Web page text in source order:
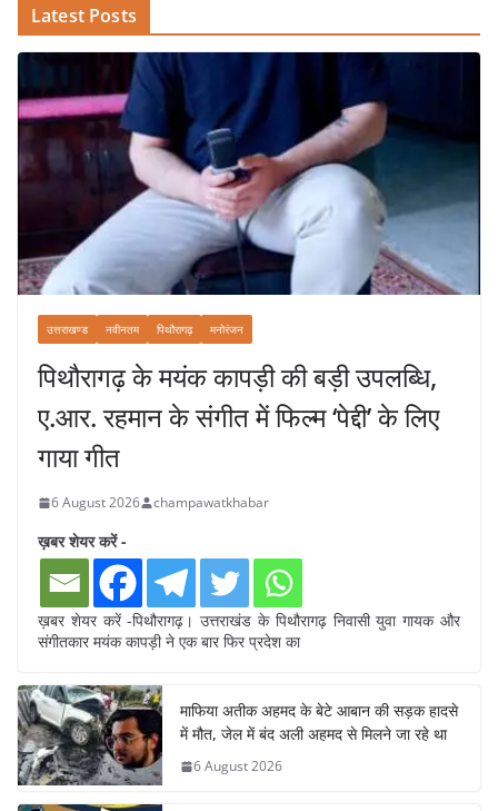
Latest Posts
उत्तराखण्ड नवीनतम पिथौरागढ़ मनोरंजन
पिथौरागढ़ के मयंक कापड़ी की बड़ी उपलब्धि,
ए.आर. रहमान के संगीत में फिल्म ‘पेद्दी’ के लिए
गाया गीत
6 August 2026 champawatkhabar
ख़बर शेयर करें -
ख़बर शेयर करें -पिथौरागढ़। उत्तराखंड के पिथौरागढ़ निवासी युवा गायक और
संगीतकार मयंक कापड़ी ने एक बार फिर प्रदेश का
माफिया अतीक अहमद के बेटे आबान की सड़क हादसे
में मौत, जेल में बंद अली अहमद से मिलने जा रहे था
6 August 2026